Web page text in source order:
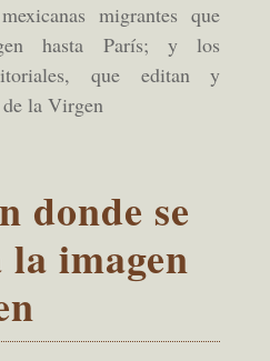
migrantes que
hasta París; y los
que editan y
la Virgen
donde se
imagen